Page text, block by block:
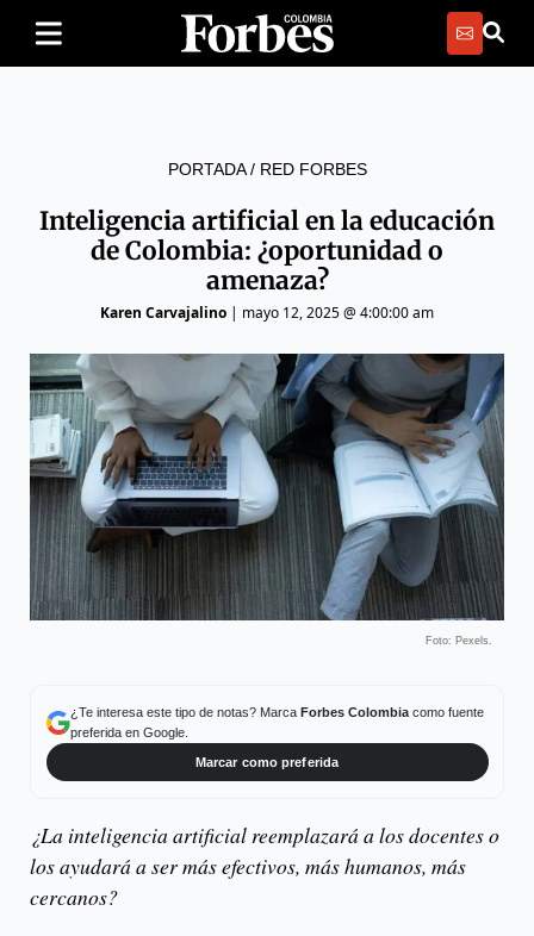
PORTADA/ RED FORBES
Inteligencia artificial en la educación
de Colombia: ¿oportunidad o
amenaza?
Karen Carvajalino | mayo 12, 2025 @ 4:00:00 am
Foto: Pexels.
¿Te interesa este tipo de notas? Marca Forbes Colombiacomo fuente
preferida en Google.
Marcar como preferida
¿La inteligencia artificial reemplazará a los docentes o
los ayudará a ser más efectivos, más humanos, más
cercanos?